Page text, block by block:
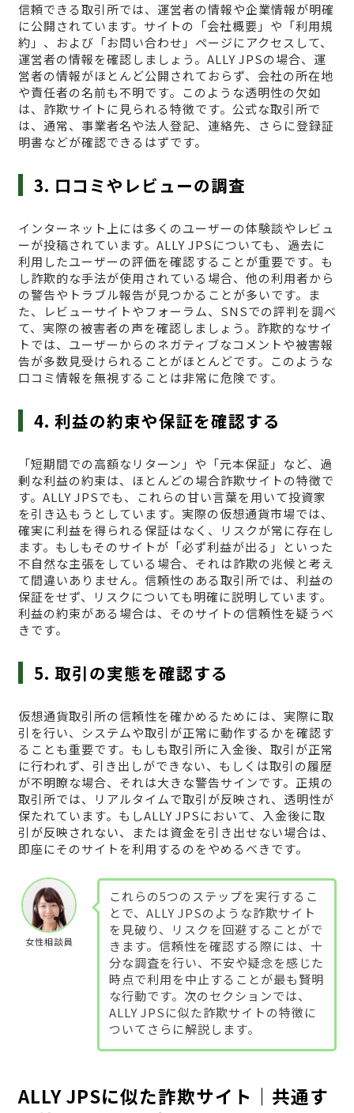
信頼できる取引所では、運営者の情報や企業情報が明確
に公開されています。サイトの「会社概要」や「利用規
約」、および「お問い合わせ」ページにアクセスして、
運営者の情報を確認しましょう。ALLY JPSの場合、運
営者の情報がほとんど公開されておらず、会社の所在地
や責任者の名前も不明です。このような透明性の欠如
は、詐欺サイトに見られる特徴です。公式な取引所で
は、通常、事業者名や法人登記、連絡先、さらに登録証
明書などが確認できるはずです。
3. 口コミやレビューの調査
インターネット上には多くのユーザーの体験談やレビュ
ーが投稿されています。ALLY JPSについても、過去に
利用したユーザーの評価を確認することが重要です。も
し詐欺的な手法が使用されている場合、他の利用者から
の警告やトラブル報告が見つかることが多いです。ま
た、レビューサイトやフォーラム、SNSでの評判を調べ
て、実際の被害者の声を確認しましょう。詐欺的なサイ
トでは、ユーザーからのネガティブなコメントや被害報
告が多数見受けられることがほとんどです。このような
口コミ情報を無視することは非常に危険です。
4. 利益の約束や保証を確認する
「短期間での高額なリターン」や「元本保証」など、過
剰な利益の約束は、ほとんどの場合詐欺サイトの特徴で
す。ALLY JPSでも、これらの甘い言葉を用いて投資家
を引き込もうとしています。実際の仮想通貨市場では、
確実に利益を得られる保証はなく、リスクが常に存在し
ます。もしもそのサイトが「必ず利益が出る」といった
不自然な主張をしている場合、それは詐欺の兆候と考え
て間違いありません。信頼性のある取引所では、利益の
保証をせず、リスクについても明確に説明しています。
利益の約束がある場合は、そのサイトの信頼性を疑うべ
きです。
5. 取引の実態を確認する
仮想通貨取引所の信頼性を確かめるためには、実際に取
引を行い、システムや取引が正常に動作するかを確認す
ることも重要です。もしも取引所に入金後、取引が正常
に行われず、引き出しができない、もしくは取引の履歴
が不明瞭な場合、それは大きな警告サインです。正規の
取引所では、リアルタイムで取引が反映され、透明性が
保たれています。もしALLY JPSにおいて、入金後に取
引が反映されない、または資金を引き出せない場合は、
即座にそのサイトを利用するのをやめるべきです。
女性相談員
これらの5つのステップを実行するこ
とで、ALLY JPSのような詐欺サイト
を見破り、リスクを回避することがで
きます。信頼性を確認する際には、十
分な調査を行い、不安や疑念を感じた
時点で利用を中止することが最も賢明
な行動です。次のセクションでは、
ALLY JPSに似た詐欺サイトの特徴に
ついてさらに解説します。
ALLY JPSに似た詐欺サイト｜共通す